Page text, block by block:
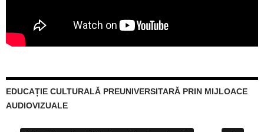
EDUCAȚIE CULTURALĂ PREUNIVERSITARĂ PRIN MIJLOACE
AUDIOVIZUALE